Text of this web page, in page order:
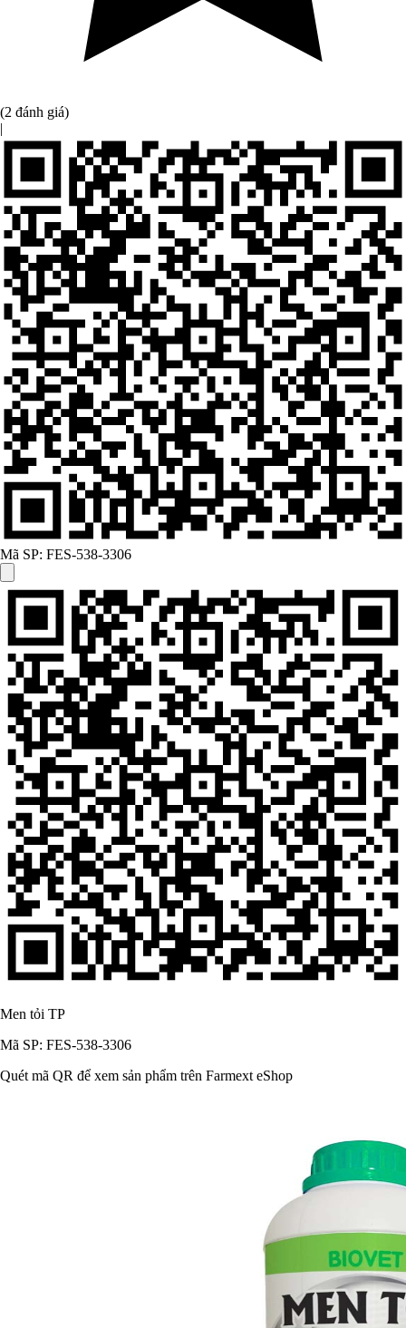
(2 đánh giá)
|
Mã SP: FES-538-3306
Men tỏi TP
Mã SP: FES-538-3306
Quét mã QR để xem sản phẩm trên Farmext eShop